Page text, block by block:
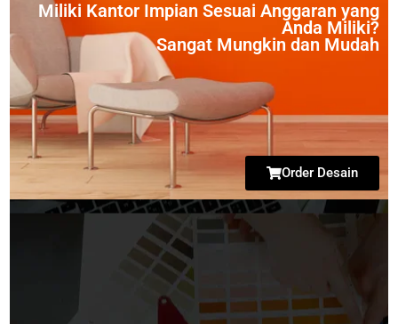
Miliki Kantor Impian Sesuai Anggaran yang
Anda Miliki?
Sangat Mungkin dan Mudah
Order Desain